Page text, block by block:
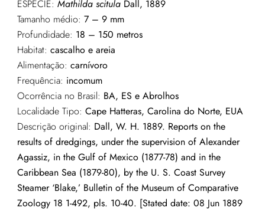
ESPÉCIE: Mathilda scitulaDall, 1889
Tamanho médio: 7 – 9 mm
Profundidade: 18 – 150 metros
Habitat: cascalho e areia
Alimentação: carnívoro
Frequência: incomum
Ocorrência no Brasil: BA, ES e Abrolhos
Localidade Tipo: Cape Hatteras, Carolina do Norte, EUA
Descrição original: Dall, W. H. 1889. Reports on the
results of dredgings, under the supervision of Alexander
Agassiz, in the Gulf of Mexico (1877-78) and in the
Caribbean Sea (1879-80), by the U. S. Coast Survey
Steamer ‘Blake,’ Bulletin of the Museum of Comparative
Zoology 18 1-492, pls. 10-40. [Stated date: 08 Jun 1889